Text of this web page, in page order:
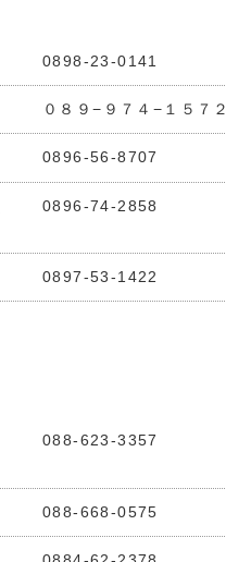
0898-23-0141
０８９−９７４−１５７２
0896-56-8707
0896-74-2858
0897-53-1422
088-623-3357
088-668-0575